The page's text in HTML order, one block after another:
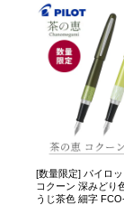
[数量限定] パイロ
コクーン 深みどり
うじ茶色 細字